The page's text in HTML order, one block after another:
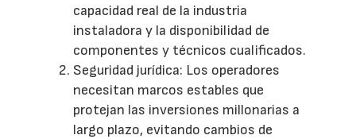
capacidad real de la industria
instaladora y la disponibilidad de
componentes y técnicos cualificados.
Seguridad jurídica: Los operadores
necesitan marcos estables que
protejan las inversiones millonarias a
largo plazo, evitando cambios de